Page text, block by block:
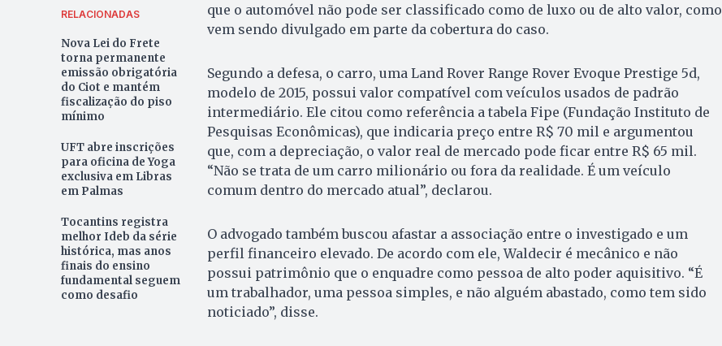
RELACIONADAS
Nova Lei do Frete
torna permanente
emissão obrigatória
do Ciot e mantém
fiscalização do piso
mínimo
UFT abre inscrições
para oficina de Yoga
exclusiva em Libras
em Palmas
Tocantins registra
melhor Ideb da série
histórica, mas anos
finais do ensino
fundamental seguem
como desafio
que o automóvel não pode ser classificado como de luxo ou de alto valor, como
vem sendo divulgado em parte da cobertura do caso.
Segundo a defesa, o carro, uma Land Rover Range Rover Evoque Prestige 5d,
modelo de 2015, possui valor compatível com veículos usados de padrão
intermediário. Ele citou como referência a tabela Fipe (Fundação Instituto de
Pesquisas Econômicas), que indicaria preço entre R$ 70 mil e argumentou
que, com a depreciação, o valor real de mercado pode ficar entre R$ 65 mil.
“Não se trata de um carro milionário ou fora da realidade. É um veículo
comum dentro do mercado atual”, declarou.
O advogado também buscou afastar a associação entre o investigado e um
perfil financeiro elevado. De acordo com ele, Waldecir é mecânico e não
possui patrimônio que o enquadre como pessoa de alto poder aquisitivo. “É
um trabalhador, uma pessoa simples, e não alguém abastado, como tem sido
noticiado”, disse.